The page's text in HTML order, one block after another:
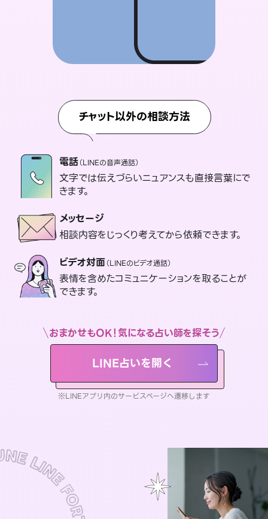
チャット以外の相談方法
電話（LINEの音声通話）
文字では伝えづらいニュアンスも直接言葉にで
きます。
メッセージ
相談内容をじっくり考えてから依頼できます。
ビデオ対面（LINEのビデオ通話）
表情を含めたコミュニケーションを取ることが
できます。
おまかせもOK！気になる占い師を探そう
LINE占いを開く
※LINEアプリ内のサービスページへ遷移します